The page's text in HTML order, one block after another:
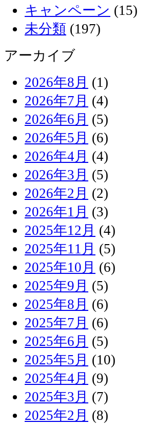
キャンペーン (15)
未分類 (197)
アーカイブ
2026年8月 (1)
2026年7月 (4)
2026年6月 (5)
2026年5月 (6)
2026年4月 (4)
2026年3月 (5)
2026年2月 (2)
2026年1月 (3)
2025年12月 (4)
2025年11月 (5)
2025年10月 (6)
2025年9月 (5)
2025年8月 (6)
2025年7月 (6)
2025年6月 (5)
2025年5月 (10)
2025年4月 (9)
2025年3月 (7)
2025年2月 (8)